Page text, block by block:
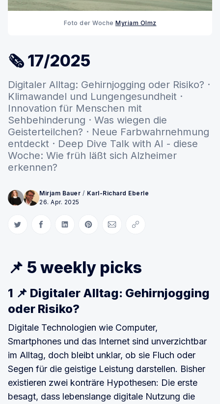
Foto der Woche Myriam Olmz
🗞 17/2025
Digitaler Alltag: Gehirnjogging oder Risiko? ·
Klimawandel und Lungengesundheit ·
Innovation für Menschen mit
Sehbehinderung · Was wiegen die
Geisterteilchen? · Neue Farbwahrnehmung
entdeckt · Deep Dive Talk with AI - diese
Woche: Wie früh läßt sich Alzheimer
erkennen?
Mirjam Bauer / Karl-Richard Eberle
26. Apr. 2025
Auf Twitter teilen
Auf Facebook teilen
Auf LinkedIn teilen
Auf Pinterest teilen
Per E-Mail teilen
Link kopieren
📌 5 weekly picks
1 📌 Digitaler Alltag: Gehirnjogging
oder Risiko?
Digitale Technologien wie Computer,
Smartphones und das Internet sind unverzichtbar
im Alltag, doch bleibt unklar, ob sie Fluch oder
Segen für die geistige Leistung darstellen. Bisher
existieren zwei konträre Hypothesen: Die erste
besagt, dass lebenslange digitale Nutzung die